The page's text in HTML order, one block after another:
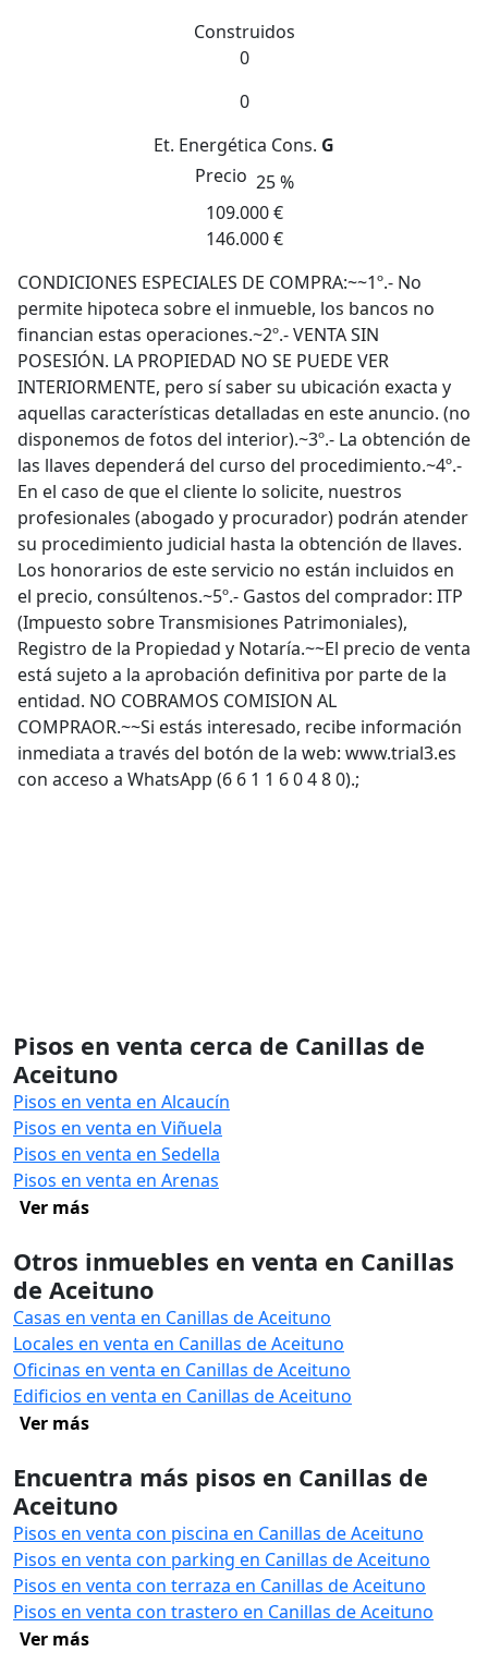
Construidos
0
0
Et. Energética Cons. G
Precio 25 %
109.000 €
146.000 €
CONDICIONES ESPECIALES DE COMPRA:~~1º.- No
permite hipoteca sobre el inmueble, los bancos no
financian estas operaciones.~2º.- VENTA SIN
POSESIÓN. LA PROPIEDAD NO SE PUEDE VER
INTERIORMENTE, pero sí saber su ubicación exacta y
aquellas características detalladas en este anuncio. (no
disponemos de fotos del interior).~3º.- La obtención de
las llaves dependerá del curso del procedimiento.~4º.-
En el caso de que el cliente lo solicite, nuestros
profesionales (abogado y procurador) podrán atender
su procedimiento judicial hasta la obtención de llaves.
Los honorarios de este servicio no están incluidos en
el precio, consúltenos.~5º.- Gastos del comprador: ITP
(Impuesto sobre Transmisiones Patrimoniales),
Registro de la Propiedad y Notaría.~~El precio de venta
está sujeto a la aprobación definitiva por parte de la
entidad. NO COBRAMOS COMISION AL
COMPRAOR.~~Si estás interesado, recibe información
inmediata a través del botón de la web: www.trial3.es
con acceso a WhatsApp (6 6 1 1 6 0 4 8 0).;
Pisos en venta cerca de Canillas de
Aceituno
Pisos en venta en Alcaucín
Pisos en venta en Viñuela
Pisos en venta en Sedella
Pisos en venta en Arenas
Ver más
Otros inmuebles en venta en Canillas
de Aceituno
Casas en venta en Canillas de Aceituno
Locales en venta en Canillas de Aceituno
Oficinas en venta en Canillas de Aceituno
Edificios en venta en Canillas de Aceituno
Ver más
Encuentra más pisos en Canillas de
Aceituno
Pisos en venta con piscina en Canillas de Aceituno
Pisos en venta con parking en Canillas de Aceituno
Pisos en venta con terraza en Canillas de Aceituno
Pisos en venta con trastero en Canillas de Aceituno
Ver más